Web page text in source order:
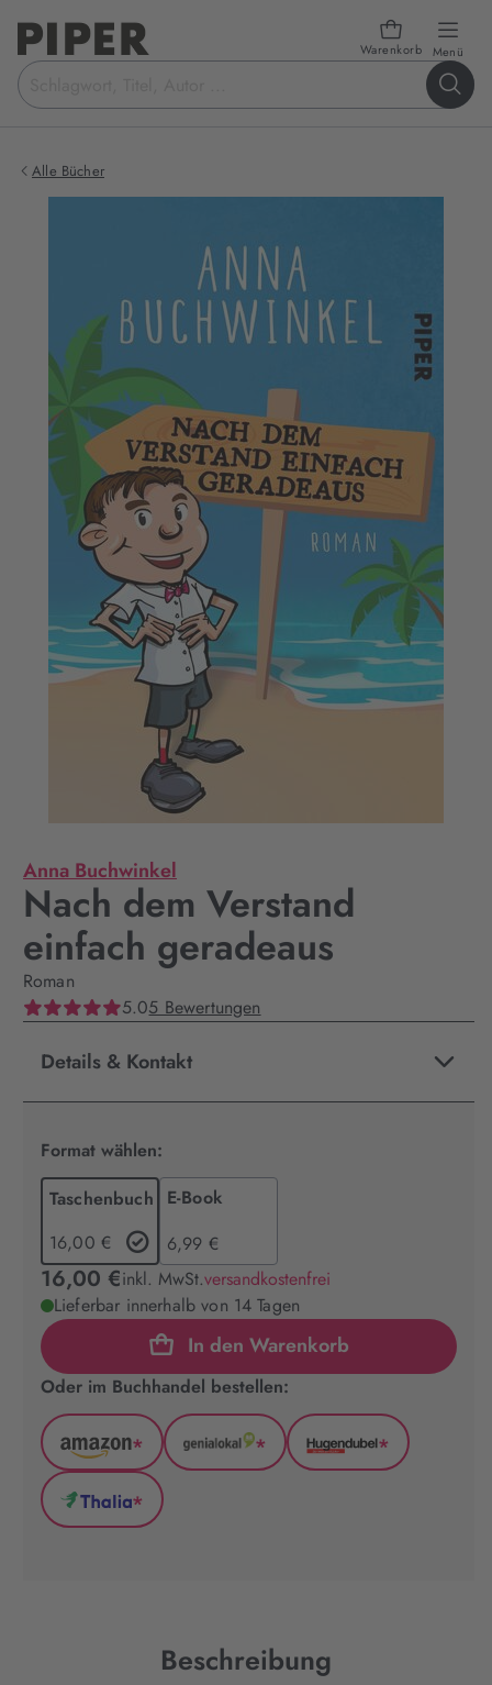
Warenkorb Menü
Suchbegriff
eingeben
Alle Bücher
Anna Buchwinkel
Nach dem Verstand
einfach geradeaus
Roman
5.05 Bewertungen
Details & Kontakt
Format wählen:
Taschenbuch
16,00 €
E-Book
6,99 €
16,00 €inkl. MwSt.versandkostenfrei
Lieferbar innerhalb von 14 Tagen
In den Warenkorb
Oder im Buchhandel bestellen:
Amazon
(wird
in
neuem
*
GenialLokal
*
Hugendubel
*
Thalia
*
Beschreibung